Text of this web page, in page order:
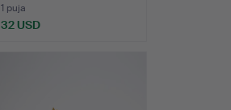
1 puja
32 USD